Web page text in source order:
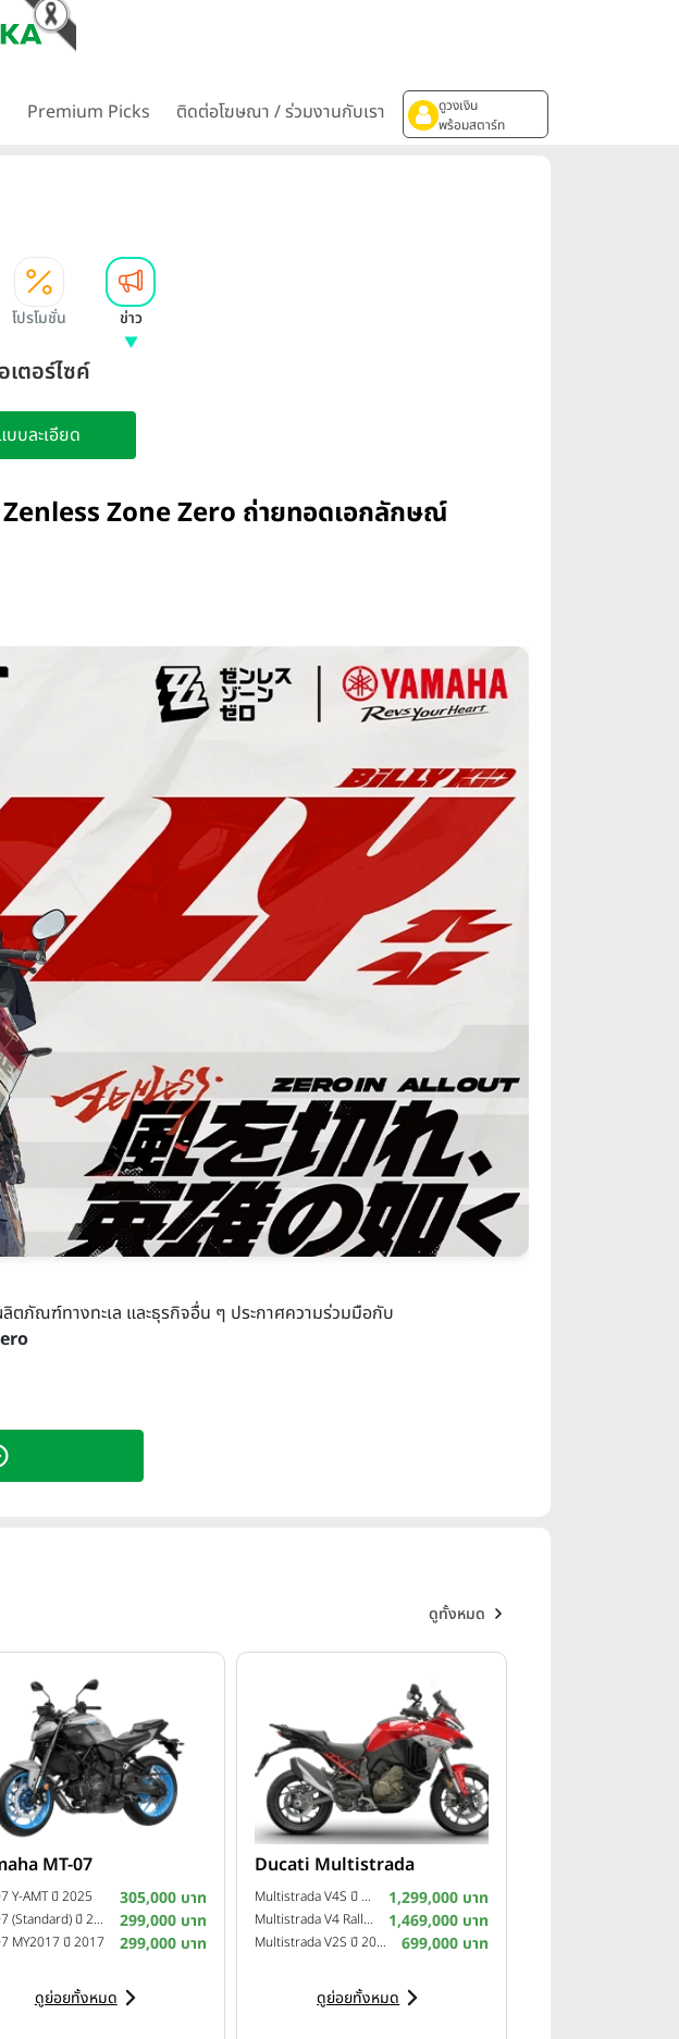
Premium Picks ติดต่อโฆษณา / ร่วมงานกับเรา
ดูวงเงิน
พร้อมสตาร์ท
โปรโมชั่น ข่าว
เตอร์ไซค์
บละเอียด
Zone Zero ถ่ายทอดเอกลักษณ์
ตภัณฑ์ทางทะเล และธุรกิจอื่น ๆ ประกาศความร่วมมือกับ
ดูทั้งหมด
MT-07
Y-AMT ปี 2025 305,000 บาท
MT-07 (Standard) ปี 2025 299,000 บาท
MY2017 ปี 2017 299,000 บาท
ดูย่อยทั้งหมด
Ducati Multistrada
Multistrada V4S ปี 2025 1,299,000 บาท
Multistrada V4 Rally ปี 2024 1,469,000 บาท
Multistrada V2S ปี 2023 699,000 บาท
ดูย่อยทั้งหมด